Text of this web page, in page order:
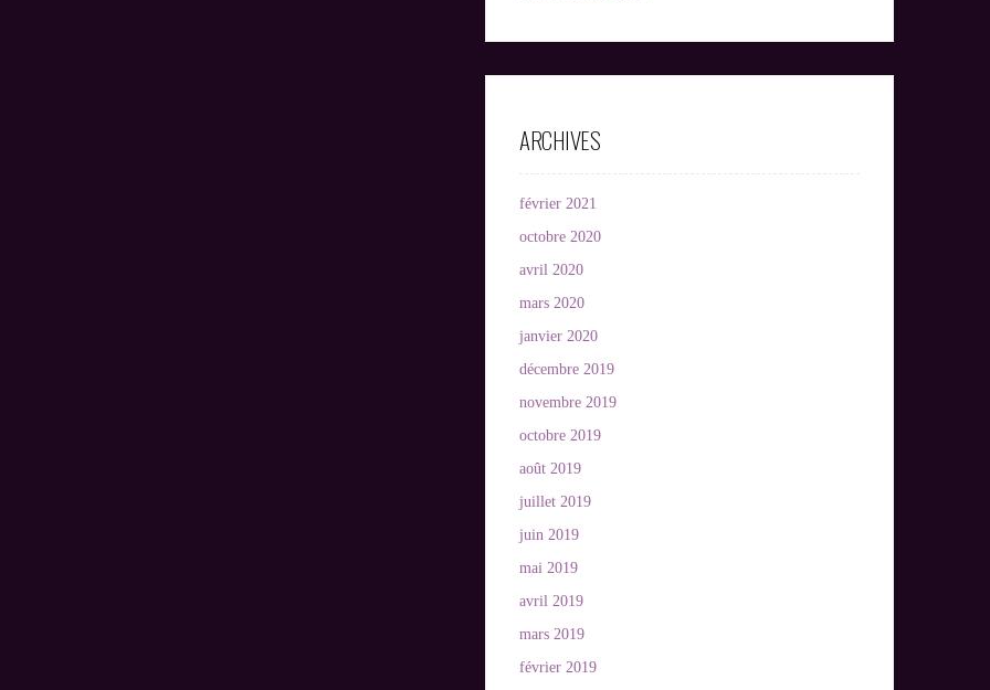
ARCHIVES
février 2021
octobre 2020
avril 2020
mars 2020
janvier 2020
décembre 2019
novembre 2019
octobre 2019
août 2019
juillet 2019
juin 2019
mai 2019
avril 2019
mars 2019
février 2019